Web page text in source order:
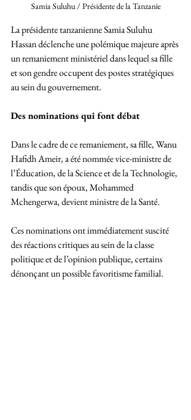
Samia Suluhu / Présidente de la Tanzanie
La présidente tanzanienne Samia Suluhu
Hassan déclenche une polémique majeure après
un remaniement ministériel dans lequel sa fille
et son gendre occupent des postes stratégiques
au sein du gouvernement.
Des nominations qui font débat
Dans le cadre de ce remaniement, sa fille, Wanu
Hafidh Ameir, a été nommée vice-ministre de
l’Éducation, de la Science et de la Technologie,
tandis que son époux, Mohammed
Mchengerwa, devient ministre de la Santé.
Ces nominations ont immédiatement suscité
des réactions critiques au sein de la classe
politique et de l’opinion publique, certains
dénonçant un possible favoritisme familial.